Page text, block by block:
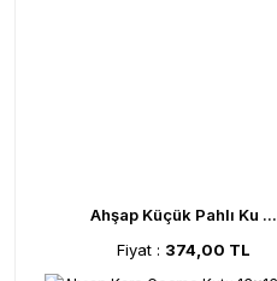
Ahşap Küçük Pahlı Ku ...
Fiyat : 374,00 TL